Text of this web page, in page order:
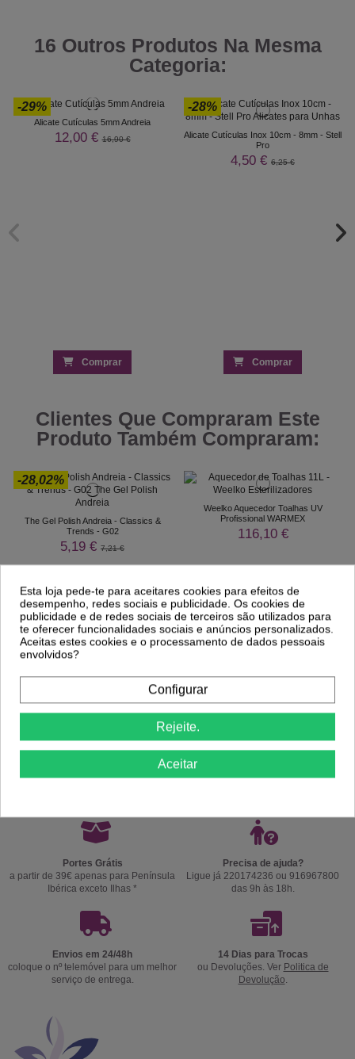
16 Outros Produtos Na Mesma
Categoria:
-29%
Alicate Cutículas 5mm Andreia
12,00 €16,90 €
Comprar
-28%
Alicate Cutículas Inox 10cm - 8mm - Stell
Pro
4,50 € 6,25 €
Comprar
Clientes Que Compraram Este
Produto Também Compraram:
-28,02%
The Gel Polish Andreia - Classics &
Trends - G02
5,19 € 7,21 €
Weelko Aquecedor Toalhas UV
Profissional WARMEX
116,10 €
Portes Grátis
a partir de 39€ apenas para Península
Ibérica exceto Ilhas *
Precisa de ajuda?
Ligue já 220174236 ou 916967800
das 9h às 18h.
Envios em 24/48h
coloque o nº telemóvel para um melhor
serviço de entrega.
14 Dias para Trocas
ou Devoluções. Ver Politica de
Devolução.
Esta loja pede-te para aceitares cookies para efeitos de
desempenho, redes sociais e publicidade. Os cookies de
publicidade e de redes sociais de terceiros são utilizados para
te oferecer funcionalidades sociais e anúncios personalizados.
Aceitas estes cookies e o processamento de dados pessoais
envolvidos?
Configurar
Rejeite.
Aceitar